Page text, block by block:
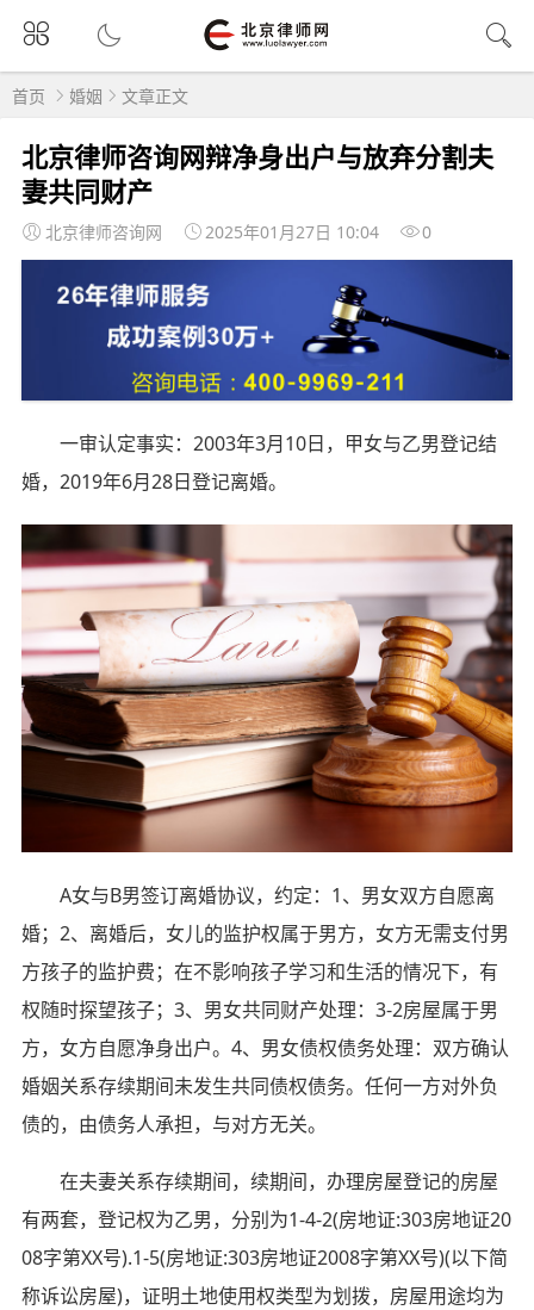
首页 婚姻 文章正文
北京律师咨询网辩净身出户与放弃分割夫
妻共同财产
北京律师咨询网 2025年01月27日 10:04 0
一审认定事实：2003年3月10日，甲女与乙男登记结
婚，2019年6月28日登记离婚。
A女与B男签订离婚协议，约定：1、男女双方自愿离
婚；2、离婚后，女儿的监护权属于男方，女方无需支付男
方孩子的监护费；在不影响孩子学习和生活的情况下，有
权随时探望孩子；3、男女共同财产处理：3-2房屋属于男
方，女方自愿净身出户。4、男女债权债务处理：双方确认
婚姻关系存续期间未发生共同债权债务。任何一方对外负
债的，由债务人承担，与对方无关。
在夫妻关系存续期间，续期间，办理房屋登记的房屋
有两套，登记权为乙男，分别为1-4-2(房地证:303房地证20
08字第XX号).1-5(房地证:303房地证2008字第XX号)(以下简
称诉讼房屋)，证明土地使用权类型为划拨，房屋用途均为